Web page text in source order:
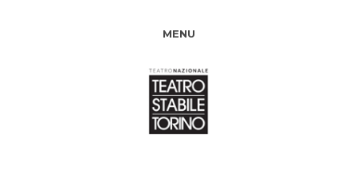
MENU